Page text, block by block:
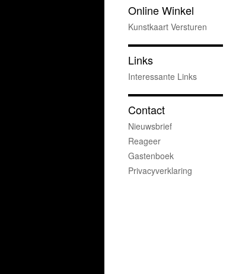
Online Winkel
Kunstkaart Versturen
Links
Interessante Links
Contact
Nieuwsbrief
Reageer
Gastenboek
Privacyverklaring